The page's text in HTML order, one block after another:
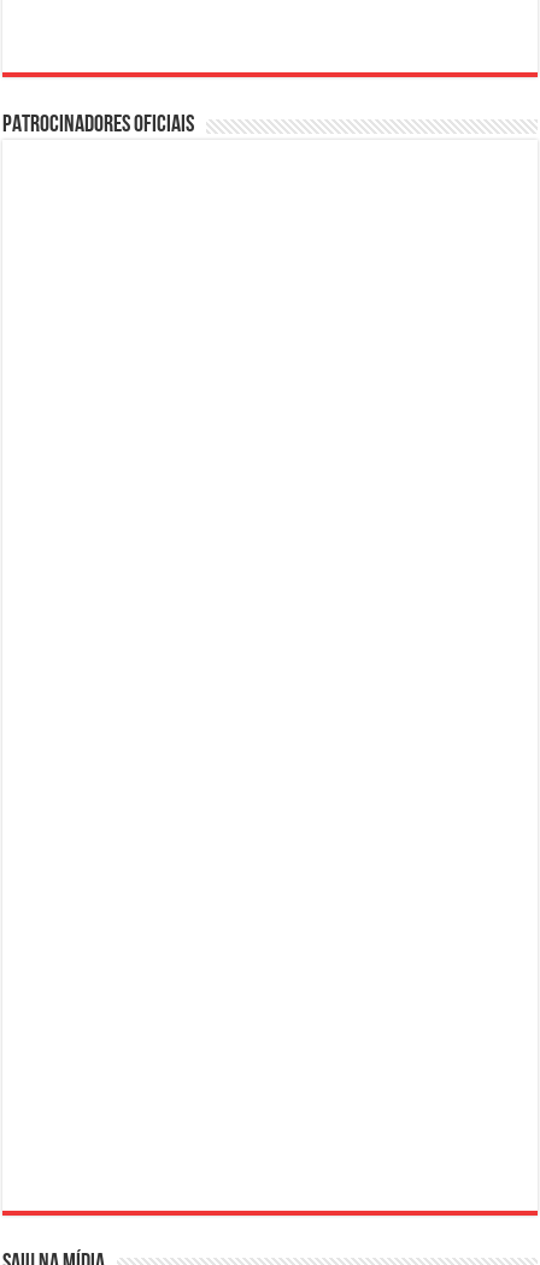
PATROCINADORES OFICIAIS